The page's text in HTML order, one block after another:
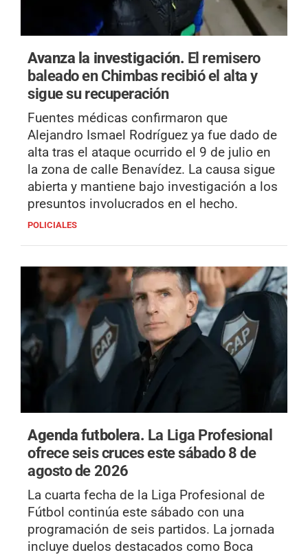
Avanza la investigación. El remisero
baleado en Chimbas recibió el alta y
sigue su recuperación
Fuentes médicas confirmaron que
Alejandro Ismael Rodríguez ya fue dado de
alta tras el ataque ocurrido el 9 de julio en
la zona de calle Benavídez. La causa sigue
abierta y mantiene bajo investigación a los
presuntos involucrados en el hecho.
POLICIALES
Agenda futbolera. La Liga Profesional
ofrece seis cruces este sábado 8 de
agosto de 2026
La cuarta fecha de la Liga Profesional de
Fútbol continúa este sábado con una
programación de seis partidos. La jornada
incluye duelos destacados como Boca